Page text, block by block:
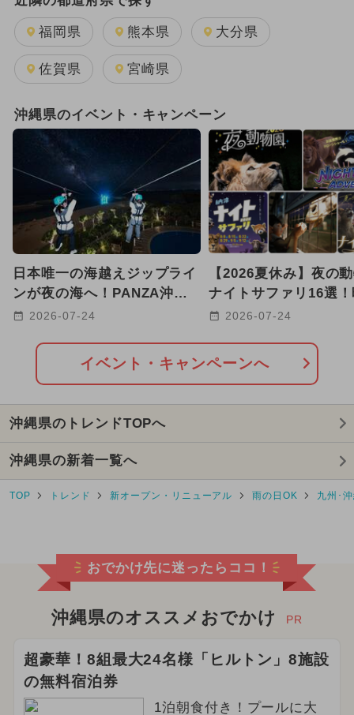
福岡県 熊本県 大分県
佐賀県 宮崎県
沖縄県のイベント・キャンペーン
日本唯一の海越えジップライ
ンが夜の海へ！PANZA沖縄
で6日間限定ナイトジップ開
2026-07-24
【2026夏休み】夜の
ナイトサファリ16選
動物観察＆探検・子
2026-07-24
イベント・キャンペーンへ
沖縄県のトレンドTOPへ
沖縄県の新着一覧へ
TOP トレンド 新オープン・リニューアル 雨の日OK 九州･
おでかけ先に迷ったらココ！
沖縄県のオススメおでかけ PR
超豪華！8組最大24名様「ヒルトン」8施設
の無料宿泊券
1泊朝食付き！プールに大